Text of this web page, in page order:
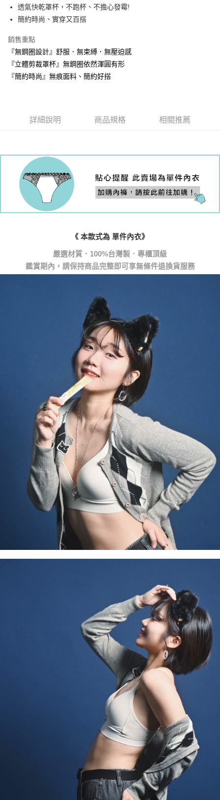
每筆NT$60，滿NT$999(含以上)免運費
每筆NT$60，滿NT$999(含以上)免運費
每筆NT$60，滿NT$999(含以上)免運費
宅配-新竹貨運
國際順豐速運 查看運費
透氣快乾罩杯，不跑杯、不擔心發霉!
簡約時尚、實穿又百搭
銷售重點
『無鋼圈設計』舒服．無束縛．無壓迫感
『立體剪裁罩杯』無鋼圈依然渾圓有形
『簡約時尚』無痕面料、簡約好搭
詳細說明 商品規格 相關推薦
《 本款式為 單件內衣》
鑑賞期內，請保持商品完整即可享無條件退換貨服務